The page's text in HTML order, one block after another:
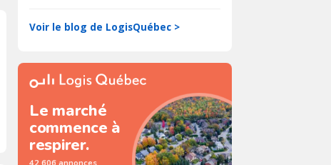
Voir le blog de LogisQuébec >
Le marché
commence à
respirer.